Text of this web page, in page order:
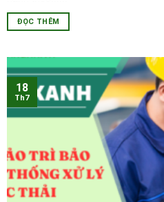
ĐỌC THÊM
18
Th7